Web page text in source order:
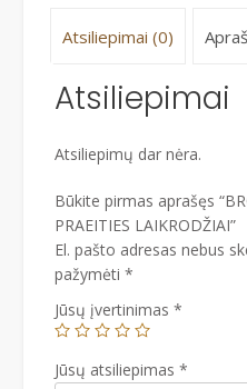
Atsiliepimai (0)
Atsiliepimai
Atsiliepimų dar nėra.
Būkite pirmas aprašęs
PRAEITIES LAIKRODŽIAI”
El. pašto adresas nebus
pažymėti *
Jūsų įvertinimas *
Jūsų atsiliepimas *